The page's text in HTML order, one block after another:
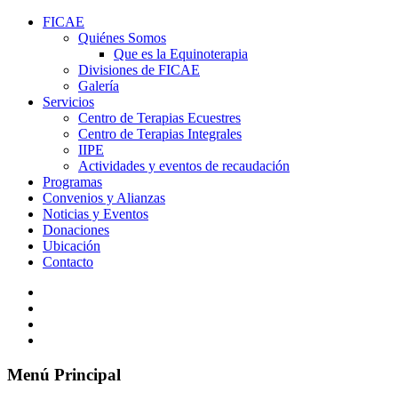
FICAE
Quiénes Somos
Que es la Equinoterapia
Divisiones de FICAE
Galería
Servicios
Centro de Terapias Ecuestres
Centro de Terapias Integrales
IIPE
Actividades y eventos de recaudación
Programas
Convenios y Alianzas
Noticias y Eventos
Donaciones
Ubicación
Contacto
Menú Principal